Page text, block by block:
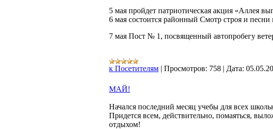
5 мая пройдет патриотическая акция «Аллея
6 мая состоится районный Смотр строя и
7 мая Пост № 1, посвященный автопробегу
к Посетителям | Просмотров: 758 | Дата:
МАЙ!
Начался последний месяц учебы для всех
Придется всем, действительно, помаяться,
отдыхом!